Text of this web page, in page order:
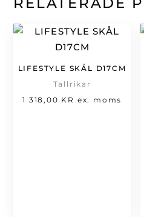
LIFESTYLE SKÅL D17CM
Tallrikar
1 318,00 KR ex. moms